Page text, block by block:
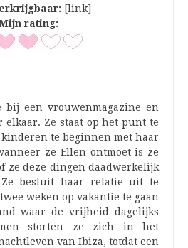
[link]
rating:
bij een vrouwenmagazine en
elkaar. Ze staat op het punt te
kinderen te beginnen met haar
ze Ellen ontmoet is ze
ze deze dingen daadwerkelijk
besluit haar relatie uit te
weken op vakantie te gaan
waar de vrijheid dagelijks
storten ze zich in het
van Ibiza, totdat een